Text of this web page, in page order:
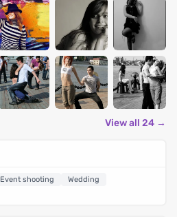
View all 24 →
Event shooting
Wedding